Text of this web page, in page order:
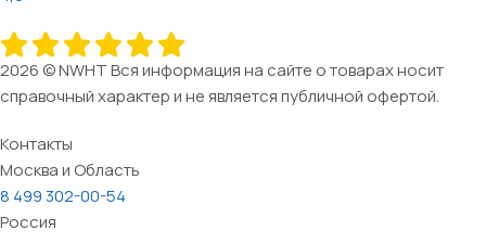
2026 © NWHT Вся информация на сайте о товарах носит
справочный характер и не является публичной офертой.
Контакты
Москва и Область
8 499 302-00-54
Россия